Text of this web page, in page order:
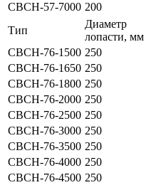
СВСН-57-7000 200
Тип
Диаметр
лопасти, мм
СВСН-76-1500 250
СВСН-76-1650 250
СВСН-76-1800 250
СВСН-76-2000 250
СВСН-76-2500 250
СВСН-76-3000 250
СВСН-76-3500 250
СВСН-76-4000 250
СВСН-76-4500 250